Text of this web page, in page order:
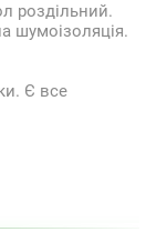
роздільний.
шумоізоляція.
Є все